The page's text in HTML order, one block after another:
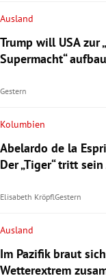
Ausland
Trump will USA zur
Supermacht“
Gestern
Kolumbien
Abelardo de la
Der „Tiger“ tritt
Elisabeth KröpflGestern
Ausland
Im Pazifik braut
Wetterextrem